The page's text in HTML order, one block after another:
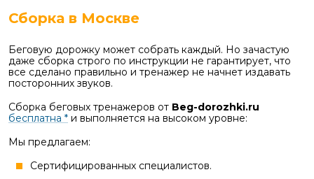
Сборка в Москве
Беговую дорожку может собрать каждый. Но зачастую
даже сборка строго по инструкции не гарантирует, что
все сделано правильно и тренажер не начнет издавать
посторонних звуков.
Сборка беговых тренажеров от Beg-dorozhki.ru
бесплатна * и выполняется на высоком уровне:
Мы предлагаем:
Сертифицированных специалистов.